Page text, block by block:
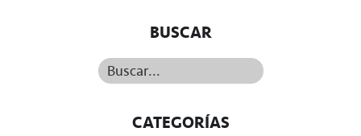
BUSCAR
Buscar...
CATEGORÍAS